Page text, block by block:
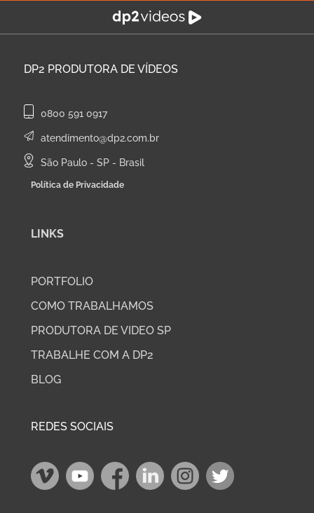
DP2 PRODUTORA DE VÍDEOS
0800 591 0917
atendimento@dp2.com.br
São Paulo - SP - Brasil
Política de Privacidade
LINKS
PORTFOLIO
COMO TRABALHAMOS
PRODUTORA DE VIDEO SP
TRABALHE COM A DP2
BLOG
REDES SOCIAIS